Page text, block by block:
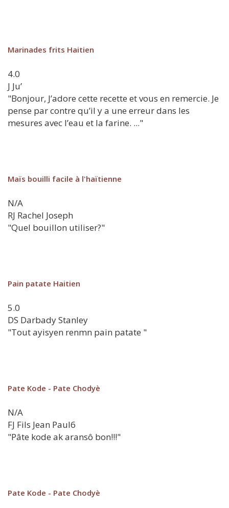
Marinades frits Haitien
4.0
J Ju’
"Bonjour, J’adore cette recette et vous en remercie. Je
pense par contre qu’il y a une erreur dans les
mesures avec l’eau et la farine. ..."
Maïs bouilli facile à l'haïtienne
N/A
RJ Rachel Joseph
"Quel bouillon utiliser?"
Pain patate Haitien
5.0
DS Darbady Stanley
"Tout ayisyen renmn pain patate "
Pate Kode - Pate Chodyè
N/A
FJ Fils Jean Paul6
"Pâte kode ak aransô bon!!!"
Pate Kode - Pate Chodyè